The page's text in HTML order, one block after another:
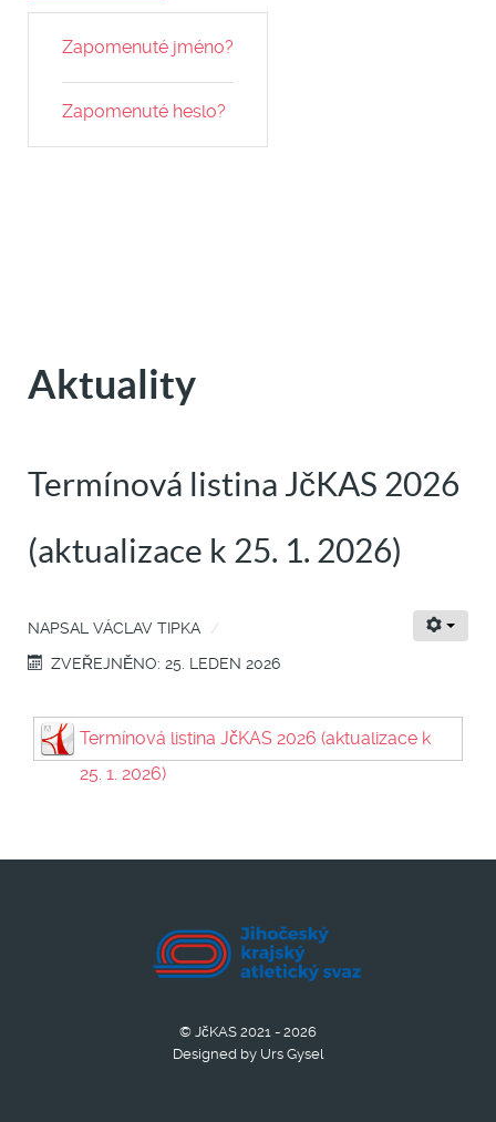
Zapomenuté jméno?
Zapomenuté heslo?
Aktuality
Termínová listina JčKAS 2026
(aktualizace k 25. 1. 2026)
NAPSAL VÁCLAV TIPKA
ZVEŘEJNĚNO: 25. LEDEN 2026
Termínová listina JčKAS 2026 (aktualizace k
25. 1. 2026)
© JčKAS 2021 - 2026
Designed by Urs Gysel